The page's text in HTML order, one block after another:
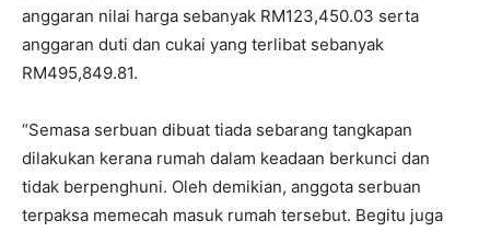
anggaran nilai harga sebanyak RM123,450.03 serta
anggaran duti dan cukai yang terlibat sebanyak
RM495,849.81.
“Semasa serbuan dibuat tiada sebarang tangkapan
dilakukan kerana rumah dalam keadaan berkunci dan
tidak berpenghuni. Oleh demikian, anggota serbuan
terpaksa memecah masuk rumah tersebut. Begitu juga